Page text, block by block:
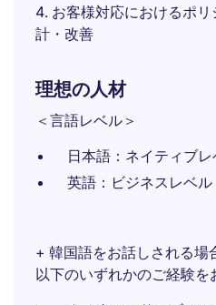
お客様対応におけるポ
計・改善
理想の人材
＜言語レベル＞
日本語：ネイティブ
英語：ビジネスレベル
+ 韓国語をお話しされる場
以下のいずれかのご経験を